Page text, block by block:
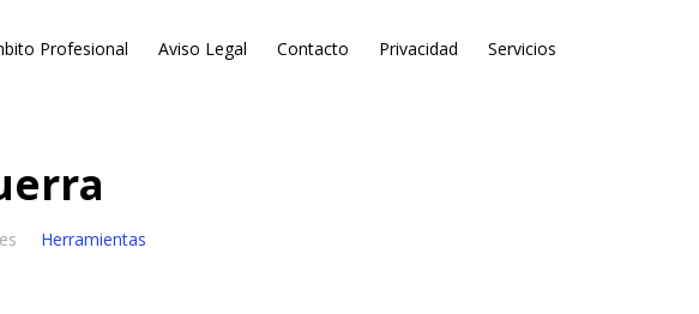
Profesional Aviso Legal Contacto Privacidad Servicios
Herramientas